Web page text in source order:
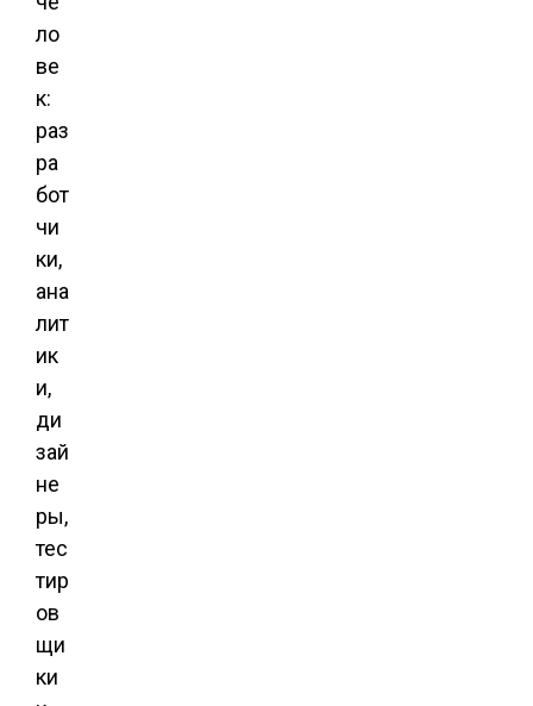
ло
ве
к:
раз
ра
бот
чи
ки,
ана
лит
ик
и,
ди
зай
не
ры,
тес
тир
ов
щи
ки